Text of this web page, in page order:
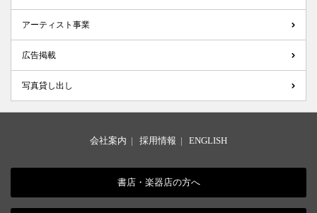
アーティスト事業
広告掲載
写真貸し出し
会社案内 | 採用情報 | ENGLISH
書店・楽器店の方へ